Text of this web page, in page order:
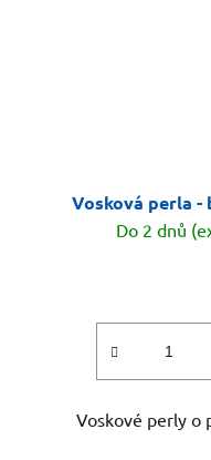
Vosková perla -
Do 2 dnů
Voskové perly o